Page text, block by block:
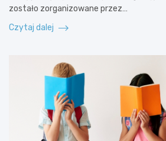
zostało zorganizowane przez…
Czytaj dalej